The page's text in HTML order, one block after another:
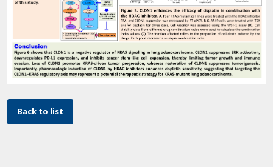
Back to list